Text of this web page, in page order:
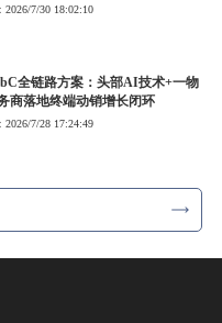
2026/7/30 18:02:10
全链路方案：头部AI技术+一物
商落地终端动销增长闭环
2026/7/28 17:24:49